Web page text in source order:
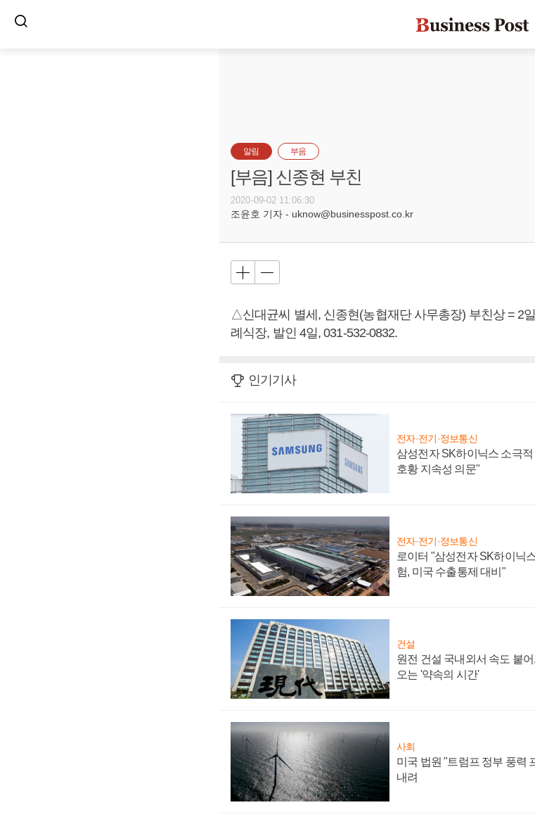
알림 부음
[부음] 신종현 부친
2020-09-02 11:06:30
조윤호 기자 - uknow@businesspost.co.kr
△신대균씨 별세, 신종현(농협재단 사무총장) 부친상 = 2
례식장, 발인 4일, 031-532-0832.
인기기사
전자·전기·정보통신
삼성전자 SK하이닉스 소극
호황 지속성 의문"
전자·전기·정보통신
로이터 "삼성전자 SK하이닉
험, 미국 수출통제 대비"
건설
원전 건설 국내외서 속도 붙
오는 '약속의 시간'
사회
미국 법원 "트럼프 정부 풍력
내려